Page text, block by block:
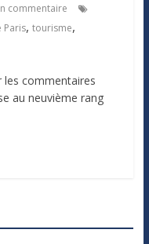
commentaire
Paris, tourisme,
les commentaires
au neuvième rang